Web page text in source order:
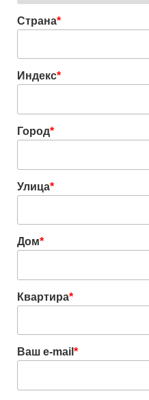
Страна*
Индекс*
Город*
Улица*
Дом*
Квартира*
Ваш e-mail *